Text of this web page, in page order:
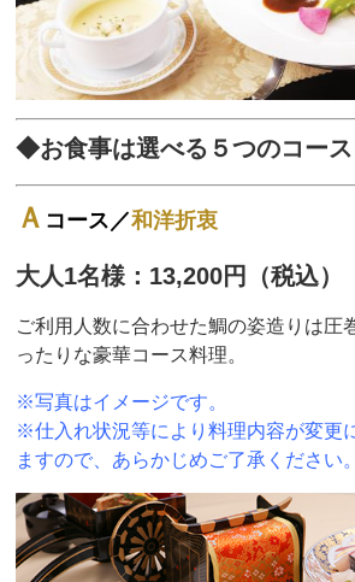
◆お食事は選べる５つのコース
Ａ コース／和洋折衷
大人1名様：13,200円（税込）
ご利用人数に合わせた鯛の姿造りは圧
ったりな豪華コース料理。
※写真はイメージです。
※仕入れ状況等により料理内容が変更
ますので、あらかじめご了承ください。